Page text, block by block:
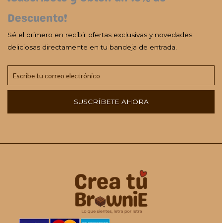
Descuento!
Sé el primero en recibir ofertas exclusivas y novedades
deliciosas directamente en tu bandeja de entrada.
SUSCRÍBETE AHORA